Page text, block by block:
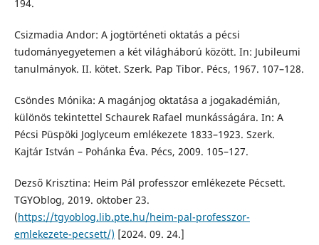
194.
Csizmadia Andor: A jogtörténeti oktatás a pécsi
tudományegyetemen a két világháború között. In: Jubileumi
tanulmányok. II. kötet. Szerk. Pap Tibor. Pécs, 1967. 107–128.
Csöndes Mónika: A magánjog oktatása a jogakadémián,
különös tekintettel Schaurek Rafael munkásságára. In: A
Pécsi Püspöki Joglyceum emlékezete 1833–1923. Szerk.
Kajtár István – Pohánka Éva. Pécs, 2009. 105–127.
Dezső Krisztina: Heim Pál professzor emlékezete Pécsett.
TGYOblog, 2019. oktober 23.
(https://tgyoblog.lib.pte.hu/heim-pal-professzor-
emlekezete-pecsett/) [2024. 09. 24.]